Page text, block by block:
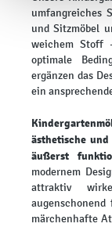
umfangreiches
und Sitzmöbel
weichem Stoff
optimale
ergänzen das
ein
ästhetische
äußerst
modernem
attraktiv
märchenhafte